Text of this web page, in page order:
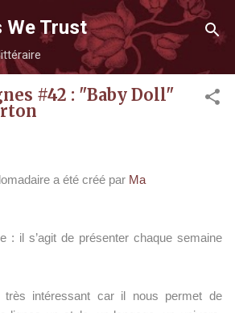
au contenu principal
We Trust
#42 : "Baby Doll"
a été créé par Ma
: il s’agit de présenter chaque semaine
très intéressant car il nous permet de